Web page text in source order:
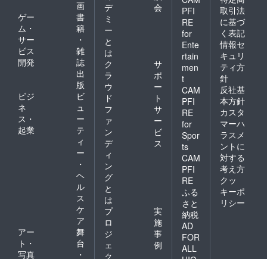
画
ゲー
ム・
サー
ビス
開発
書
籍
・
雑
誌
出
版
ビジ
ネ
ス・
起業
ビ
ュ
ー
テ
ィ
ー
・
ヘ
ル
ス
ケ
ア
アー
ト・
写真
舞
台
・
デ
ミ
ー
と
は
会
ク
ラ
ウ
ド
フ
ァ
ン
デ
ィ
ン
グ
と
は
サ
ポ
ー
ト
サ
ー
ビ
ス
プ
ロ
ジ
ェ
ク
実
施
事
例
PFI
RE
for
Ente
rtain
men
t
CAM
PFI
RE
for
Spor
ts
CAM
PFI
RE
ふる
さと
納税
AD
FOR
ALL
取引法
に基づ
く表記
情報セ
キュリ
ティ方
針
反社基
本方針
カスタ
マーハ
ラスメ
ントに
対する
考え方
クッ
キーポ
リシー